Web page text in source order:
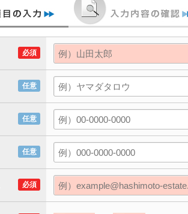
必須
任意
任意
任意
必須